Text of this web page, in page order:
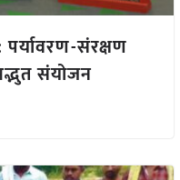
पर्यावरण-संरक्षण
संयोजन